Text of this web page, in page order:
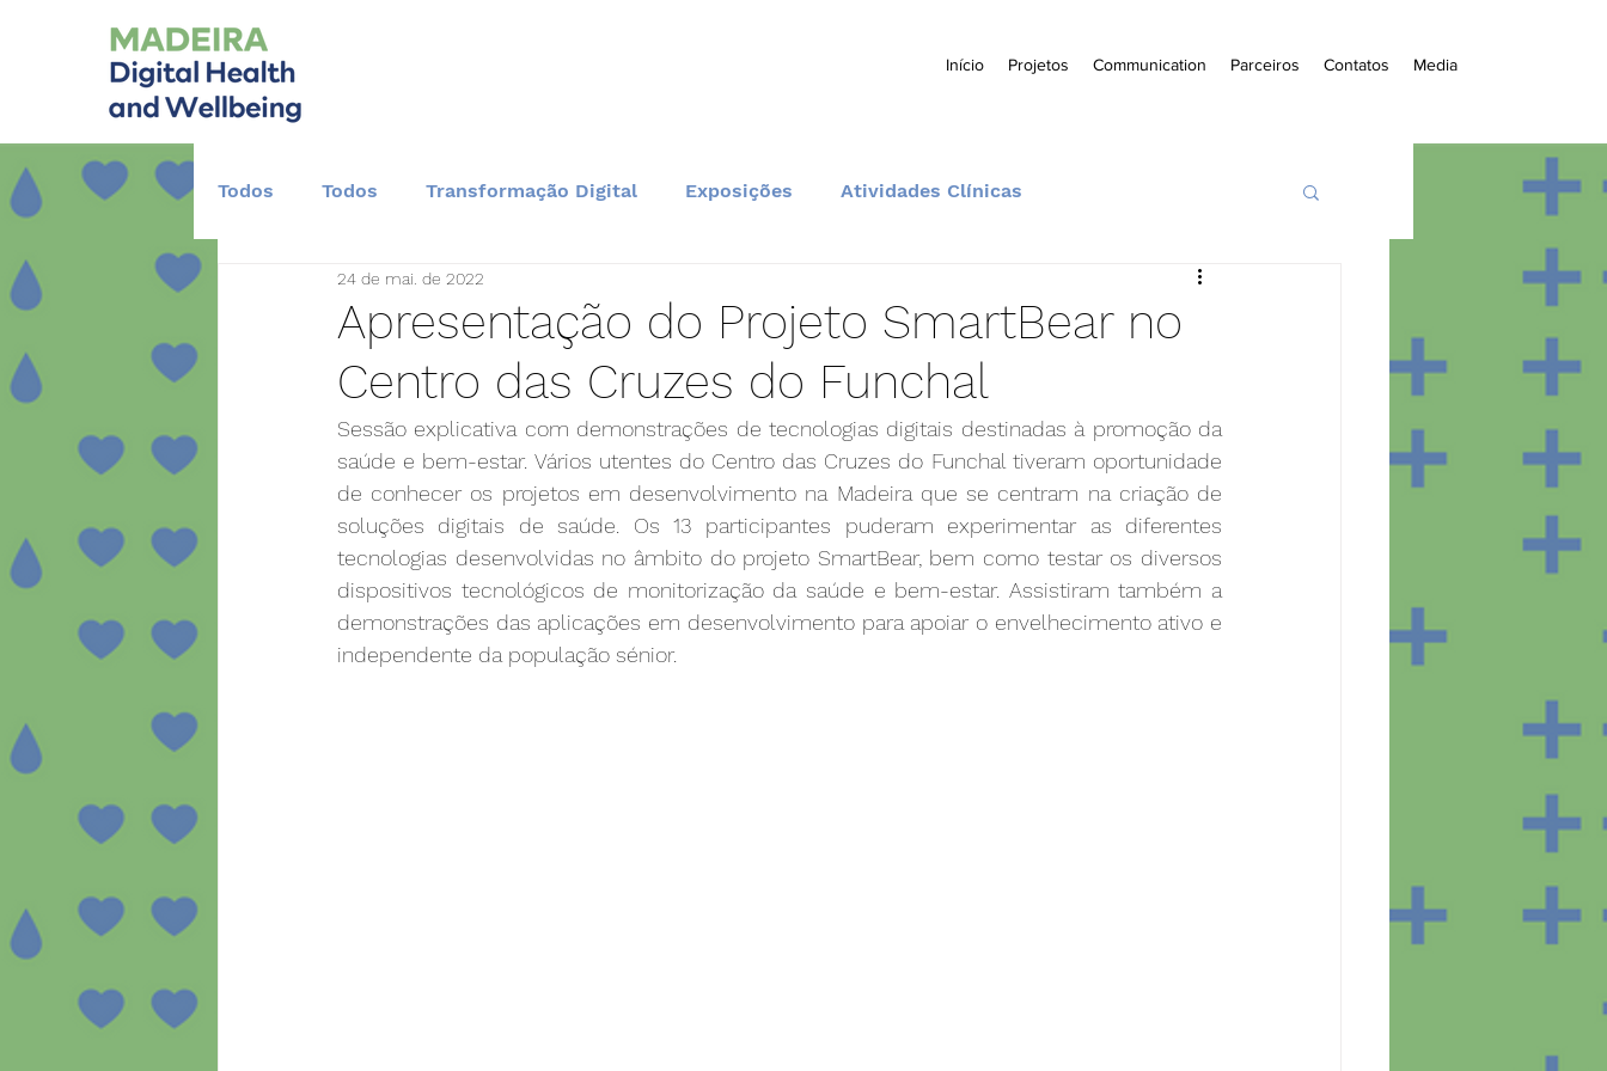
Início Projetos Communication Parceiros Contatos Media
Todos Todos Transformação Digital Exposições Atividades Clínicas
Desenvolvimento Científico
Apresentação do Projeto SmartBear no
Centro das Cruzes do Funchal
24 de mai. de 2022
Sessão explicativa com demonstrações de tecnologias digitais destinadas à promoção da
saúde e bem-estar. Vários utentes do Centro das Cruzes do Funchal tiveram oportunidade
de conhecer os projetos em desenvolvimento na Madeira que se centram na criação de
soluções digitais de saúde. Os 13 participantes puderam experimentar as diferentes
tecnologias desenvolvidas no âmbito do projeto SmartBear, bem como testar os diversos
dispositivos tecnológicos de monitorização da saúde e bem-estar. Assistiram também a
demonstrações das aplicações em desenvolvimento para apoiar o envelhecimento ativo e
independente da população sénior.